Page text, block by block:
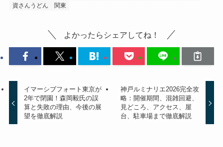
資さんうどん
関東
よかったらシェアしてね！
イマーシブフォート東京が
2年で閉園！森岡毅氏の誤
算と失敗の理由、今後の展
望を徹底解説
神戸ルミナリエ2026完全攻
略：開催期間、混雑回避、
見どころ、アクセス、屋
台、駐車場まで徹底解説